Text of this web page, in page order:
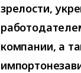
зрелости,
компании, а